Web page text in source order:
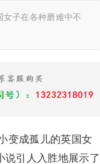
子在各种磨难中不
变成孤儿的英国女
说引人入胜地展示了